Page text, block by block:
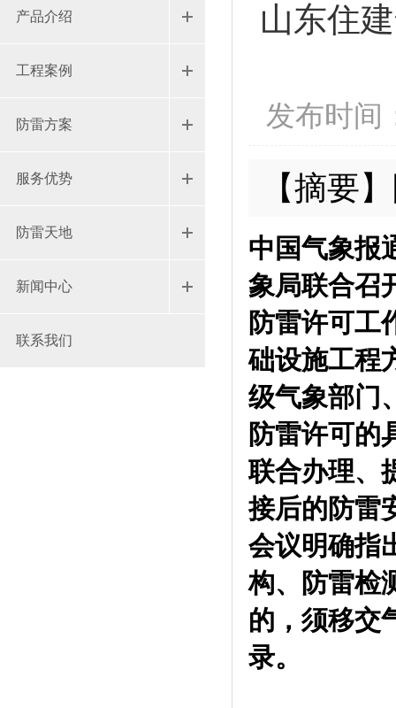
产品介绍
工程案例
防雷方案
服务优势
防雷天地
新闻中心
联系我们
山东住
发布时间
【摘要
中国气象报
象局联合召
防雷许可工
础设施工程
级气象部门
防雷许可的
联合办理、
接后的防雷
会议明确指
构、防雷检
的，须移交
录。